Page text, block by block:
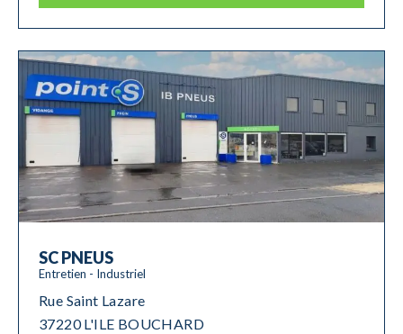
SC PNEUS
Entretien - Industriel
Rue Saint Lazare
37220 L'ILE BOUCHARD